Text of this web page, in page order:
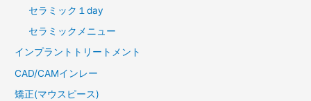
セラミック１day
セラミックメニュー
インプラントトリートメント
CAD/CAMインレー
矯正(マウスピース)